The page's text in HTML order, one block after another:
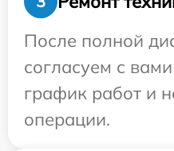
После полной
согласуем с
график работ и
операции.